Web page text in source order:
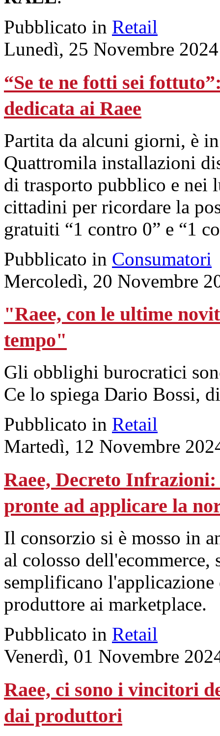
Pubblicato in Retail
Lunedì, 25 Novembre
“Se te ne fotti sei
dedicata ai Raee
Partita da alcuni giorni, è
Quattromila installazioni
di trasporto pubblico e nei
cittadini per ricordare la
gratuiti “1 contro 0” e “1
Pubblicato in Consumatori
Mercoledì, 20 Novembre
"Raee, con le ultime
tempo"
Gli obblighi burocratici
Ce lo spiega Dario Bossi,
Pubblicato in Retail
Martedì, 12 Novembre
Raee, Decreto
pronte ad applicare la
Il consorzio si è mosso in
al colosso
semplificano l'applicazione
produttore ai marketplace.
Pubblicato in Retail
Venerdì, 01 Novembre
Raee, ci sono i vincitori
dai produttori